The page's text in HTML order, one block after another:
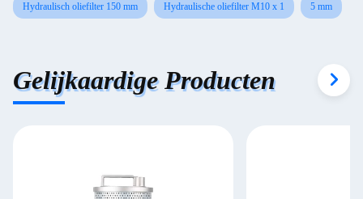
Hydraulisch oliefilter 150 mm Hydraulische oliefilter M10 x 1 5 mm
Gelijkaardige Producten